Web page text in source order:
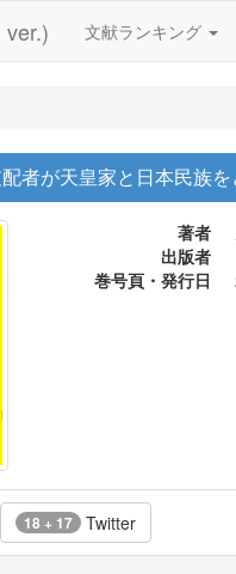
文献ランキング
者が天皇家と日本民族
著者
出版者
巻号頁・発行日
18 + 17 Twitter